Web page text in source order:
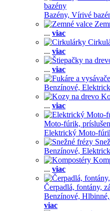
bazény
Bazény, Vírivé
... viac
... viac
... viac
Benzínové,
... viac
Moto-fúrik,
Elektrický Moto-
Benzínové,
... viac
Čerpadlá, fontány,
Benzínové, Hlbinné,
viac